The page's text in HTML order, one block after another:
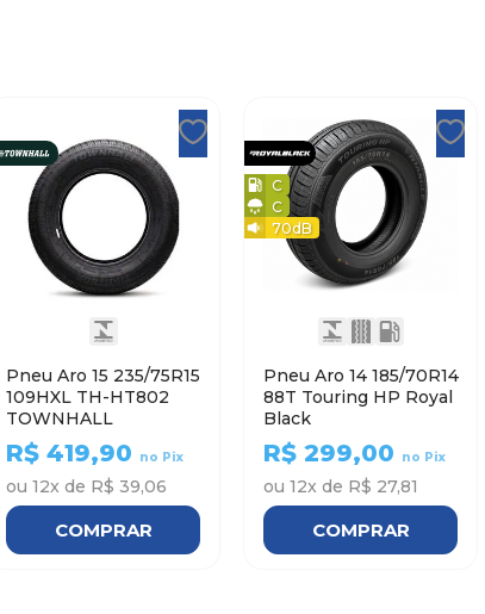
Pneu Aro 15 235/75R15
109HXL TH-HT802
TOWNHALL
R$419,90 no Pix
ou 12x de R$ 39,06
COMPRAR
C
C
70dB
Pneu Aro 14 185/70R14
88T Touring HP Royal
Black
R$299,00 no Pix
ou 12x de R$ 27,81
COMPRAR